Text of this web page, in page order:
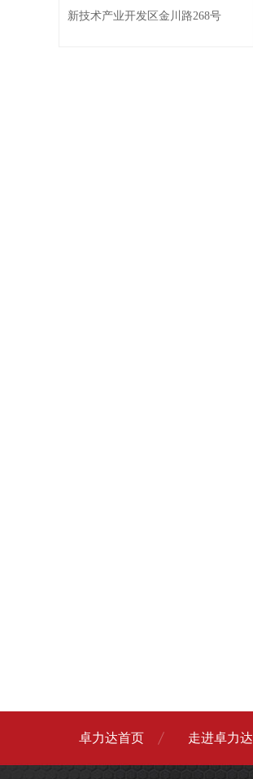
新技术产业开发区金川路268号
卓力达首页 走进卓力达